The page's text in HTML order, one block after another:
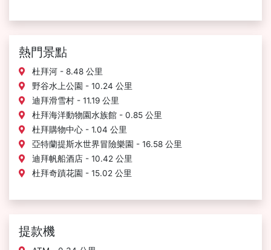
熱門景點
杜拜河 - 8.48 公里
野谷水上公園 - 10.24 公里
迪拜滑雪村 - 11.19 公里
杜拜海洋動物園水族館 - 0.85 公里
杜拜購物中心 - 1.04 公里
亞特蘭提斯水世界冒險樂園 - 16.58 公里
迪拜帆船酒店 - 10.42 公里
杜拜奇蹟花園 - 15.02 公里
提款機